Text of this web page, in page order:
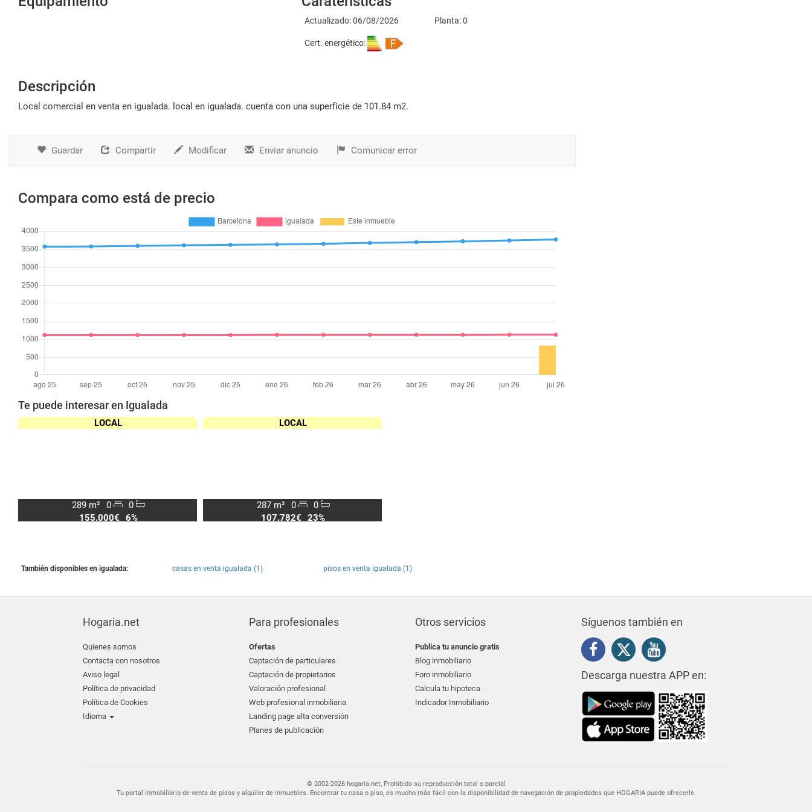
Actualizado: 06/08/2026 Planta: 0
Cert. energético:
Descripción
local comercial en venta en igualada. local en igualada. cuenta con una superfície de 101.84 m2.
Guardar Compartir Modificar Enviar anuncio Comunicar error
Compara como está de precio
Te puede interesar en Igualada
LOCAL
289 m² 0
0
155.000€
6%
LOCAL
287 m² 0
0
107.782€
23%
También disponibles en igualada: casas en venta igualada (1) pisos en venta igualada (1)
Hogaria.net
Quienes somos
Contacta con nosotros
Aviso legal
Política de privacidad
Política de Cookies
Idioma
Para profesionales
Ofertas
Captación de particulares
Captación de propietarios
Valoración profesional
Web profesional inmobiliaria
Landing page alta conversión
Planes de publicación
Otros servicios
Publica tu anuncio gratis
Blog inmobiliario
Foro inmobiliario
Calcula tu hipoteca
Indicador Inmobiliario
Síguenos también en
Descarga nuestra APP en:
© 2002-2026 hogaria.net, Prohibido su reproducción total o parcial
Tu portal inmobiliario de venta de pisos y alquiler de inmuebles. Encontrar tu casa o piso, es mucho más fácil con la disponibilidad de navegación de propiedades que HOGARIA puede ofrecerle.